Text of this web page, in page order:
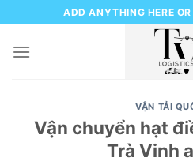
to
content
ADD ANYTHING HERE
VẬN TẢI
Vận chuyển hạt
Trà Vinh